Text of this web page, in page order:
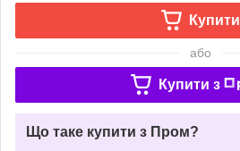
Купити
або
Купити з
Що таке купити з Пром?